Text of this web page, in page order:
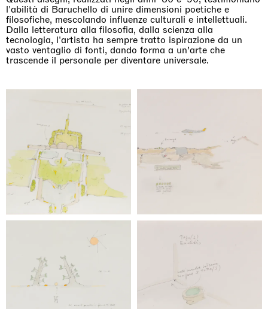
l'abilità di Baruchello di unire dimensioni poetiche e
filosofiche, mescolando influenze culturali e intellettuali.
Dalla letteratura alla filosofia, dalla scienza alla
tecnologia, l'artista ha sempre tratto ispirazione da un
vasto ventaglio di fonti, dando forma a un’arte che
trascende il personale per diventare universale.
Casa Masaccio Centro per l'Arte Contemporanea, San
Giovanni Valdarno
06.06.2026 | 20.09.2026
Skyler Chen
Prossime mostre